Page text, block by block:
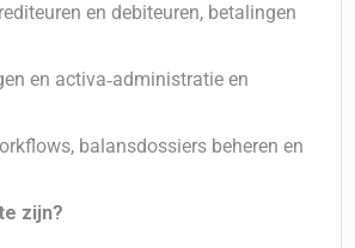
en debiteuren, betalingen
en activa‑administratie en
balansdossiers beheren en
zijn?